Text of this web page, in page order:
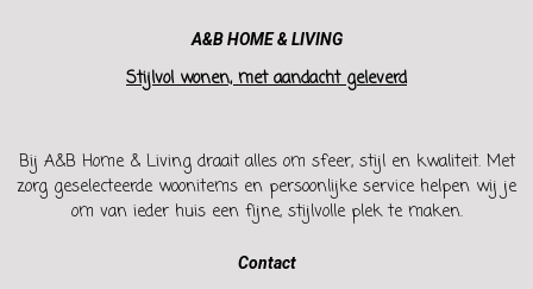
A&B HOME & LIVING
Stijlvol wonen, met aandacht geleverd
Bij A&B Home & Living draait alles om sfeer, stijl en kwaliteit. Met
zorg geselecteerde woonitems en persoonlijke service helpen wij je
om van ieder huis een fijne, stijlvolle plek te maken.
Contact